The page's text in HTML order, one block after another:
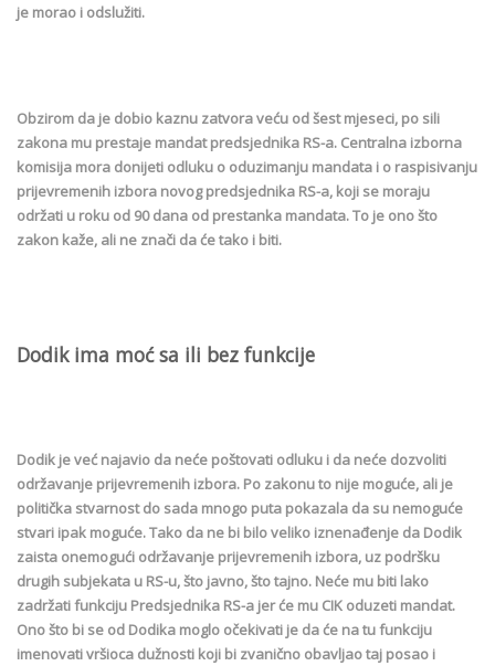
je morao i odslužiti.
Obzirom da je dobio kaznu zatvora veću od šest mjeseci, po sili
zakona mu prestaje mandat predsjednika RS-a. Centralna izborna
komisija mora donijeti odluku o oduzimanju mandata i o raspisivanju
prijevremenih izbora novog predsjednika RS-a, koji se moraju
održati u roku od 90 dana od prestanka mandata. To je ono što
zakon kaže, ali ne znači da će tako i biti.
Dodik ima moć sa ili bez funkcije
Dodik je već najavio da neće poštovati odluku i da neće dozvoliti
održavanje prijevremenih izbora. Po zakonu to nije moguće, ali je
politička stvarnost do sada mnogo puta pokazala da su nemoguće
stvari ipak moguće. Tako da ne bi bilo veliko iznenađenje da Dodik
zaista onemogući održavanje prijevremenih izbora, uz podršku
drugih subjekata u RS-u, što javno, što tajno. Neće mu biti lako
zadržati funkciju Predsjednika RS-a jer će mu CIK oduzeti mandat.
Ono što bi se od Dodika moglo očekivati je da će na tu funkciju
imenovati vršioca dužnosti koji bi zvanično obavljao taj posao i